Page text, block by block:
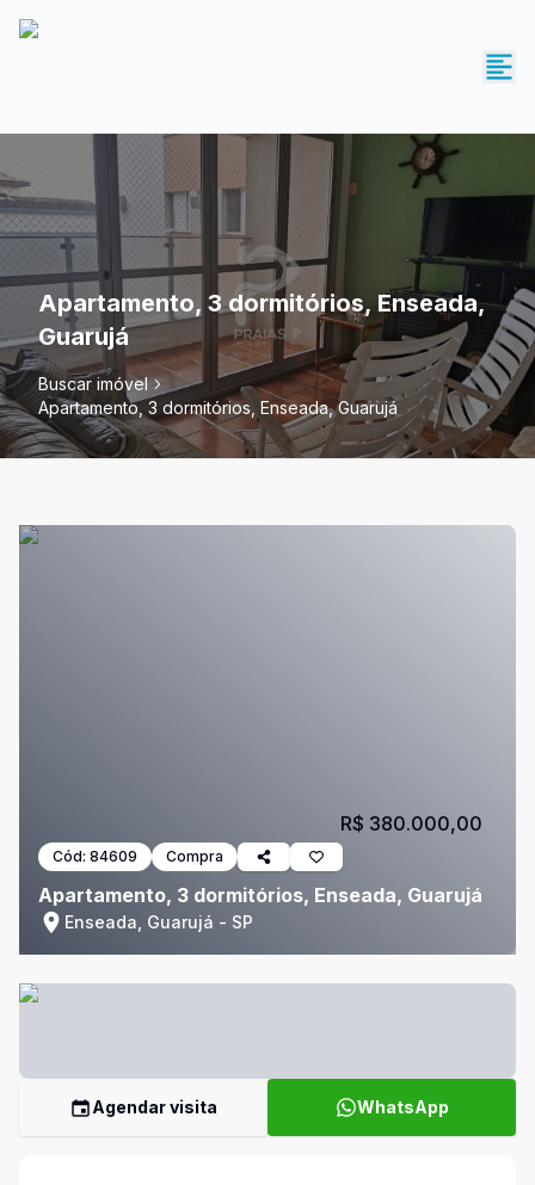
Apartamento, 3 dormitórios, Enseada,
Guarujá
Buscar imóvel
Apartamento, 3 dormitórios, Enseada, Guarujá
Cód: 84609 Compra
Apartamento, 3 dormitórios, Enseada, Guarujá
Enseada, Guarujá - SP
R$ 380.000,00
Agendar visita WhatsApp